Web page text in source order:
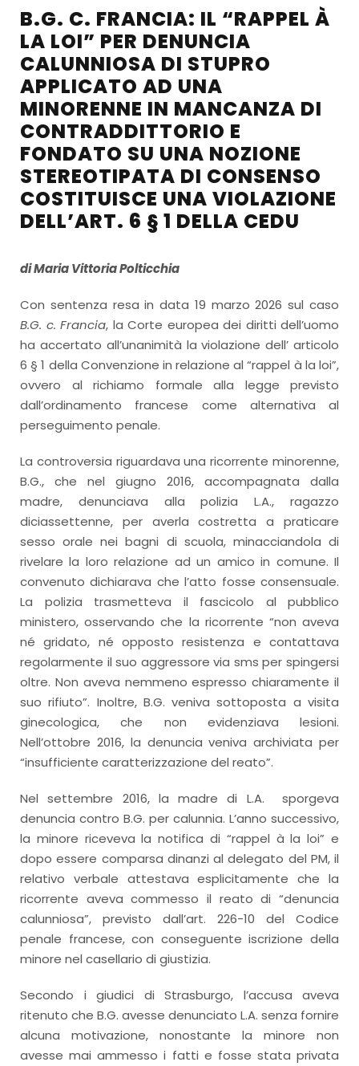
B.G. C. FRANCIA: IL “RAPPEL À
LA LOI” PER DENUNCIA
CALUNNIOSA DI STUPRO
APPLICATO AD UNA
MINORENNE IN MANCANZA DI
CONTRADDITTORIO E
FONDATO SU UNA NOZIONE
STEREOTIPATA DI CONSENSO
COSTITUISCE UNA VIOLAZIONE
DELL’ART. 6 § 1 DELLA CEDU
di Maria Vittoria Polticchia
Con sentenza resa in data 19 marzo 2026 sul caso
B.G. c. Francia, la Corte europea dei diritti dell’uomo
ha accertato all’unanimità la violazione dell’ articolo
6 § 1 della Convenzione in relazione al “rappel à la loi”,
ovvero al richiamo formale alla legge previsto
dall’ordinamento francese come alternativa al
perseguimento penale.
La controversia riguardava una ricorrente minorenne,
B.G., che nel giugno 2016, accompagnata dalla
madre, denunciava alla polizia L.A., ragazzo
diciassettenne, per averla costretta a praticare
sesso orale nei bagni di scuola, minacciandola di
rivelare la loro relazione ad un amico in comune. Il
convenuto dichiarava che l’atto fosse consensuale.
La polizia trasmetteva il fascicolo al pubblico
ministero, osservando che la ricorrente “non aveva
né gridato, né opposto resistenza e contattava
regolarmente il suo aggressore via sms per spingersi
oltre. Non aveva nemmeno espresso chiaramente il
suo rifiuto”. Inoltre, B.G. veniva sottoposta a visita
ginecologica, che non evidenziava lesioni.
Nell’ottobre 2016, la denuncia veniva archiviata per
“insufficiente caratterizzazione del reato”.
Nel settembre 2016, la madre di L.A. sporgeva
denuncia contro B.G. per calunnia. L’anno successivo,
la minore riceveva la notifica di “rappel à la loi” e
dopo essere comparsa dinanzi al delegato del PM, il
relativo verbale attestava esplicitamente che la
ricorrente aveva commesso il reato di “denuncia
calunniosa”, previsto dall’art. 226-10 del Codice
penale francese, con conseguente iscrizione della
minore nel casellario di giustizia.
Secondo i giudici di Strasburgo, l’accusa aveva
ritenuto che B.G. avesse denunciato L.A. senza fornire
alcuna motivazione, nonostante la minore non
avesse mai ammesso i fatti e fosse stata privata